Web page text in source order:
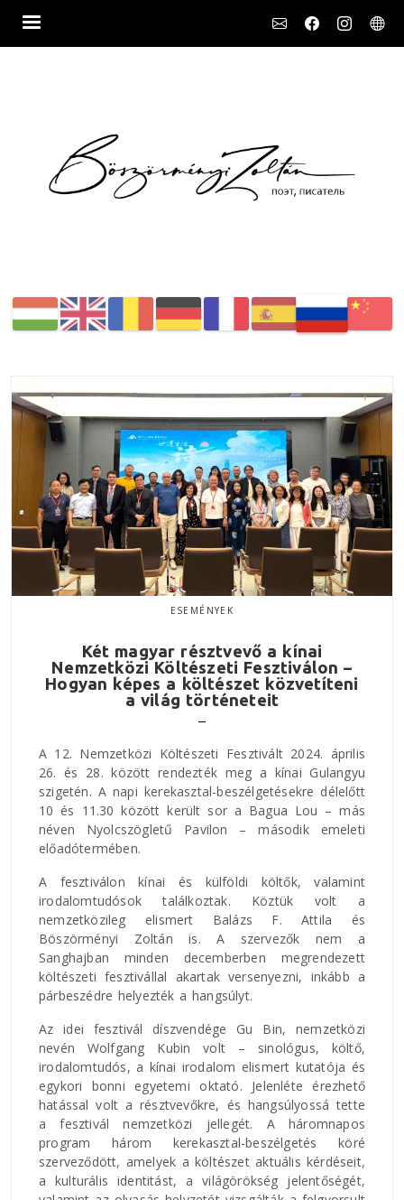
ESEMÉNYEK
Két magyar résztvevő a kínai
Nemzetközi Költészeti Fesztiválon –
Hogyan képes a költészet közvetíteni
a világ történeteit
A 12. Nemzetközi Költészeti Fesztivált 2024. április
26. és 28. között rendezték meg a kínai Gulangyu
szigetén. A napi kerekasztal-beszélgetésekre délelőtt
10 és 11.30 között került sor a Bagua Lou – más
néven Nyolcszögletű Pavilon – második emeleti
előadótermében.
A fesztiválon kínai és külföldi költők, valamint
irodalomtudósok találkoztak. Köztük volt a
nemzetközileg elismert Balázs F. Attila és
Böszörményi Zoltán is. A szervezők nem a
Sanghajban minden decemberben megrendezett
költészeti fesztivállal akartak versenyezni, inkább a
párbeszédre helyezték a hangsúlyt.
Az idei fesztivál díszvendége Gu Bin, nemzetközi
nevén Wolfgang Kubin volt – sinológus, költő,
irodalomtudós, a kínai irodalom elismert kutatója és
egykori bonni egyetemi oktató. Jelenléte érezhető
hatással volt a résztvevőkre, és hangsúlyossá tette
a fesztivál nemzetközi jellegét. A háromnapos
program három kerekasztal-beszélgetés köré
szerveződött, amelyek a költészet aktuális kérdéseit,
a kulturális identitást, a világörökség jelentőségét,